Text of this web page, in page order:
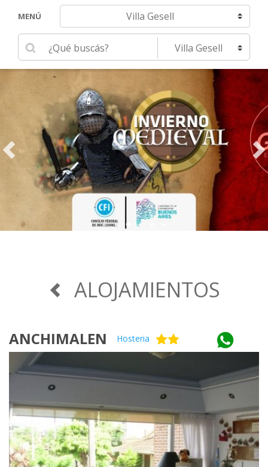
MENÚ Navegar hacia otra localidad
Ingrese su búsqueda Seleccione una localidad
ALOJAMIENTOS
ANCHIMALEN Hosteria